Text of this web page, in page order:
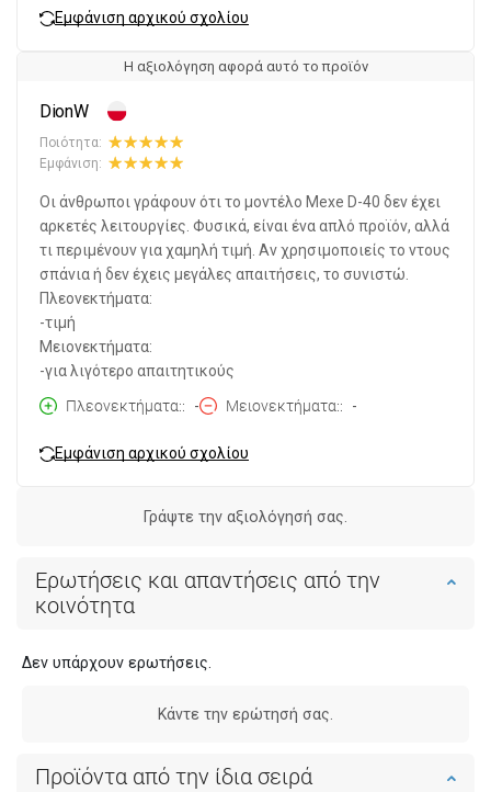
Εμφάνιση αρχικού σχολίου
Η αξιολόγηση αφορά αυτό το προϊόν
DionW
Ποιότητα:
Εμφάνιση:
Οι άνθρωποι γράφουν ότι το μοντέλο Mexe D-40 δεν έχει
αρκετές λειτουργίες. Φυσικά, είναι ένα απλό προϊόν, αλλά
τι περιμένουν για χαμηλή τιμή. Αν χρησιμοποιείς το ντους
σπάνια ή δεν έχεις μεγάλες απαιτήσεις, το συνιστώ.
Πλεονεκτήματα:
-τιμή
Μειονεκτήματα:
-για λιγότερο απαιτητικούς
Πλεονεκτήματα:
- Μειονεκτήματα: -
Εμφάνιση αρχικού σχολίου
Γράψτε την αξιολόγησή σας.
Ερωτήσεις και απαντήσεις από την
κοινότητα
Δεν υπάρχουν ερωτήσεις.
Κάντε την ερώτησή σας.
Προϊόντα από την ίδια σειρά